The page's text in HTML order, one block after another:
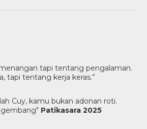
tapi tentang pengalaman.
tapi tentang kerja keras.”
Cuy, kamu bukan adonan roti.
Patikasara 2025